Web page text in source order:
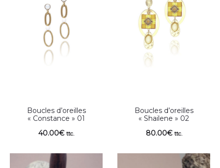
Boucles d’oreilles
« Constance » 01
40.00€ ttc.
Boucles d’oreilles
« Shailene » 02
80.00€ ttc.